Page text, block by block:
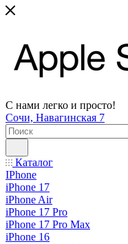
С нами легко и просто!
Сочи, Навагинская 7
Каталог
IPhone
iPhone 17
iPhone Air
iPhone 17 Pro
iPhone 17 Pro Max
iPhone 16